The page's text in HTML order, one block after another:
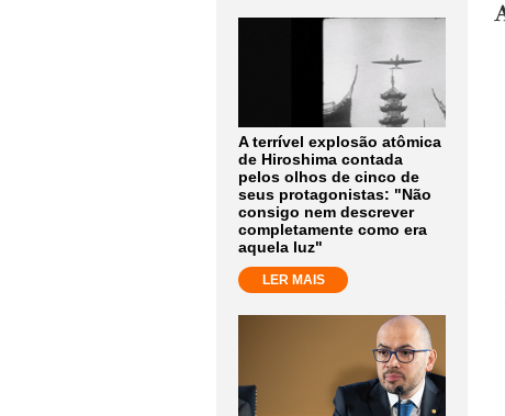
A terrível explosão atômica
de Hiroshima contada
pelos olhos de cinco de
seus protagonistas: "Não
consigo nem descrever
completamente como era
aquela luz"
LER MAIS